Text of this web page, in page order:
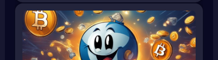
鏈、新穩定幣$RLUSD：打開DeFi和RWA新機
遇）（背景補充: 瑞波（Ripple）預定於2025年推
出“XRPL EVM”側鏈，有何特色？） 瑞波
（Ripple）RLUSD的發佈與計劃 瑞波（Ripple）實